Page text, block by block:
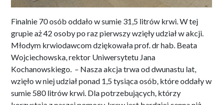
Finalnie 70 osób oddało w sumie 31,5 litrów krwi. W tej
grupie aż 42 osoby po raz pierwszy wzięły udział w akcji.
Młodym krwiodawcom dziękowała prof. dr hab. Beata
Wojciechowska, rektor Uniwersytetu Jana
Kochanowskiego. – Nasza akcja trwa od dwunastu lat,
wzięło w niej udział ponad 1,5 tysiąca osób, które oddały w
sumie 580 litrów krwi. Dla potrzebujących, którzy